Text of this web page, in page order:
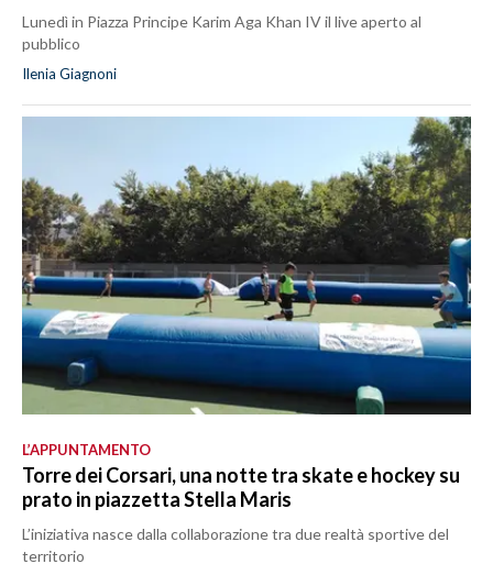
Lunedì in Piazza Principe Karim Aga Khan IV il live aperto al
pubblico
Ilenia Giagnoni
L’APPUNTAMENTO
Torre dei Corsari, una notte tra skate e hockey su
prato in piazzetta Stella Maris
L’iniziativa nasce dalla collaborazione tra due realtà sportive del
territorio